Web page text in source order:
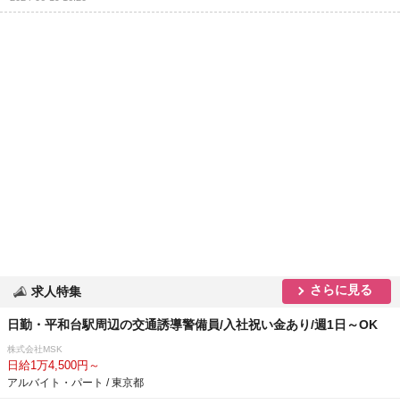
求人特集 さらに見る
日勤・平和台駅周辺の交通誘導警備員/入社祝い金あり/週1日～OK
株式会社MSK
日給1万4,500円～
アルバイト・パート / 東京都